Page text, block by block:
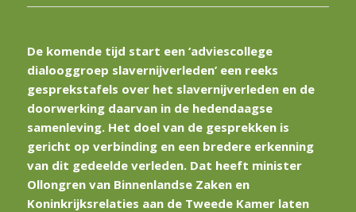
De komende tijd start een ‘adviescollege
dialooggroep slavernijverleden’ een reeks
gesprekstafels over het slavernijverleden en de
doorwerking daarvan in de hedendaagse
samenleving. Het doel van de gesprekken is
gericht op verbinding en een bredere erkenning
van dit gedeelde verleden. Dat heeft minister
Ollongren van Binnenlandse Zaken en
Koninkrijksrelaties aan de Tweede Kamer laten